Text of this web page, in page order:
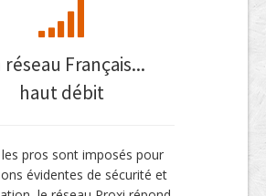
réseau Français...
haut débit
pros sont imposés pour
évidentes de sécurité et